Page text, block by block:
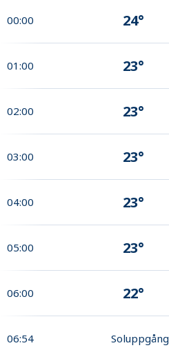
00:00 24°
01:00 23°
02:00 23°
03:00 23°
04:00 23°
05:00 23°
06:00 22°
06:54 Soluppgång